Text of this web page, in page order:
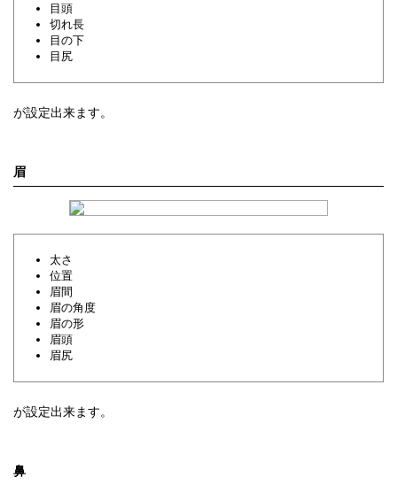
目頭
切れ長
目の下
目尻
が設定出来ます。
眉
太さ
位置
眉間
眉の角度
眉の形
眉頭
眉尻
が設定出来ます。
鼻